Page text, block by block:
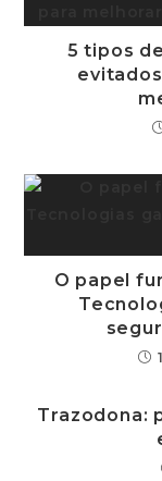
5 tipos
O papel
Trazodona: